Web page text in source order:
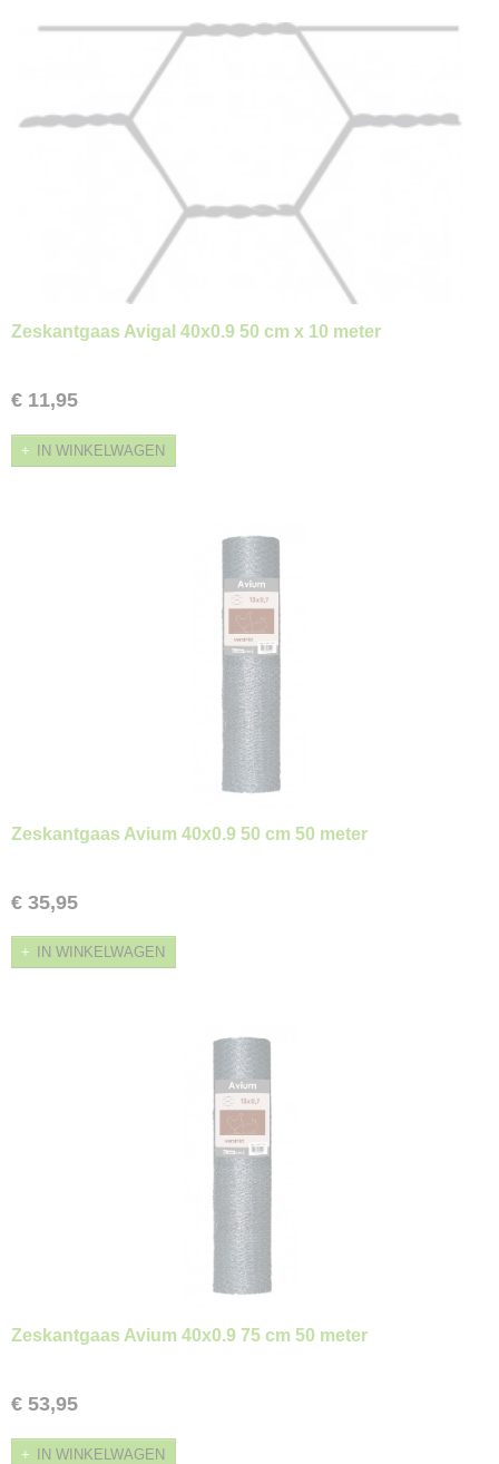
Zeskantgaas Avigal 40x0.9 50 cm x 10 meter
€ 11,95
IN WINKELWAGEN
Zeskantgaas Avium 40x0.9 50 cm 50 meter
€ 35,95
IN WINKELWAGEN
Zeskantgaas Avium 40x0.9 75 cm 50 meter
€ 53,95
IN WINKELWAGEN